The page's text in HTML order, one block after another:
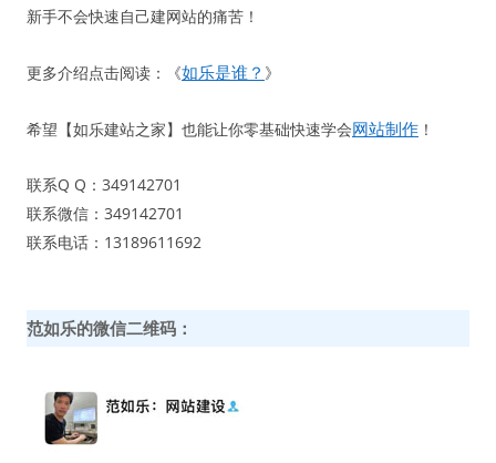
新手不会快速自己建网站的痛苦！
更多介绍点击阅读：《如乐是谁？ 》
希望【如乐建站之家】也能让你零基础快速学会网站制作 ！
联系Q Q：349142701
联系微信：349142701
联系电话：13189611692
范如乐的微信二维码：